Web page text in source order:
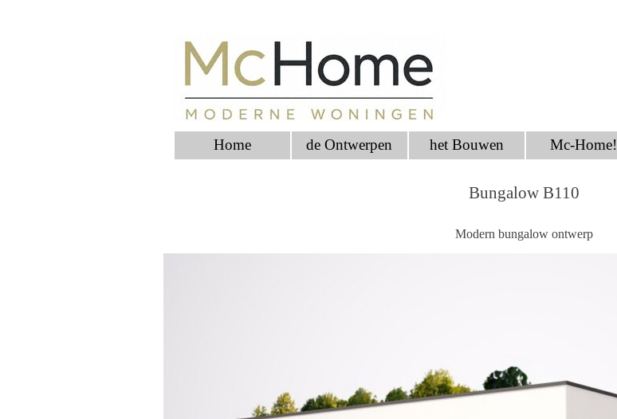
Home de Ontwerpen het Bouwen Mc-Home!
Bungalow B110
Modern bungalow ontwerp